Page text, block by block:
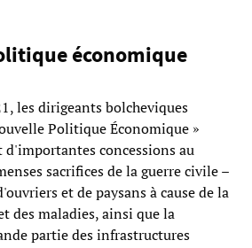
économique
les dirigeants bolcheviques
Politique Économique »
concessions au
sacrifices de la guerre civile –
et de paysans à cause de la
des maladies, ainsi que la
partie des infrastructures